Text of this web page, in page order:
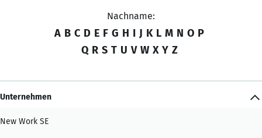
Nachname:
A B C D E F G H I J K L M N O P
Q R S T U V W X Y Z
Unternehmen
New Work SE